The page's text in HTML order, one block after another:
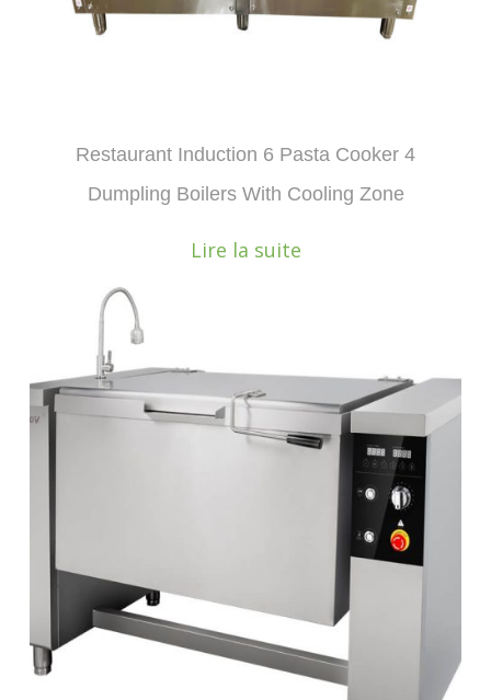
Restaurant Induction 6 Pasta Cooker 4
Dumpling Boilers With Cooling Zone
Lire la suite